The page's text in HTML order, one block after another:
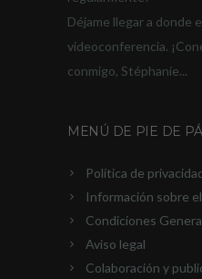
Déjame llegar a donde
videoconferencia.
conmigo, Stéphanie...
MENÚ DE PIE DE
Política de
Información sobre
Condiciones
Aviso legal
Colaboración y